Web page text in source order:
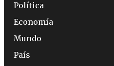
Política
Economía
Mundo
País